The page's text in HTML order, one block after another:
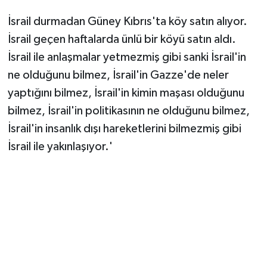
İsrail durmadan Güney Kıbrıs'ta köy satın alıyor.
İsrail geçen haftalarda ünlü bir köyü satın aldı.
İsrail ile anlaşmalar yetmezmiş gibi sanki İsrail'in
ne olduğunu bilmez, İsrail'in Gazze'de neler
yaptığını bilmez, İsrail'in kimin maşası olduğunu
bilmez, İsrail'in politikasının ne olduğunu bilmez,
İsrail'in insanlık dışı hareketlerini bilmezmiş gibi
İsrail ile yakınlaşıyor.'